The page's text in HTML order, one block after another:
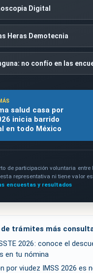
Digital
Heras Demotecnia
no confío en las
salud casa por
inicia barrido
en todo México
de participación voluntaria entre
representativa ni tiene valor
encuestas y resultados
de trámites más
2026: conoce el
en tu nómina
por viudez IMSS 2026 es